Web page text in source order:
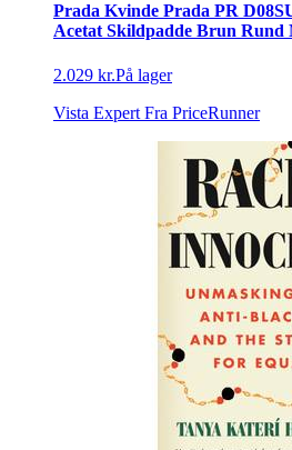
Prada Kvinde Prada PR
Acetat Skildpadde Brun Rund
2.029 kr.På lager
Vista Expert Fra PriceRunner